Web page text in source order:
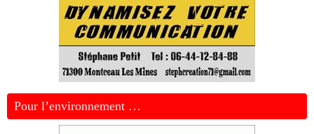
Pour l’environnement …